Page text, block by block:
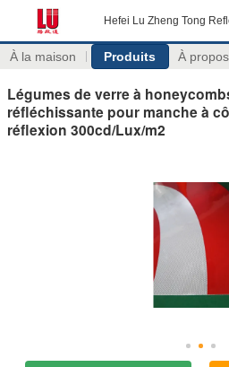
Hefei Lu Zheng Tong
À la maison Produits À
Légumes de verre à
réfléchissante pour manche à
réflexion 300cd/Lux/m2